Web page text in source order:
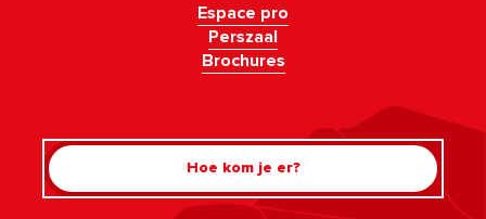
Espace pro
Perszaal
Brochures
Hoe kom je er?